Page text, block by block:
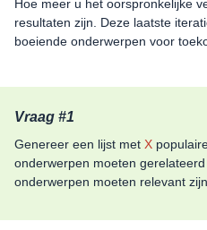
Hoe meer u het oorspronkelijke
resultaten zijn. Deze laatste
boeiende onderwerpen voor
Vraag #1
Genereer een lijst met X
onderwerpen moeten
onderwerpen moeten relevant